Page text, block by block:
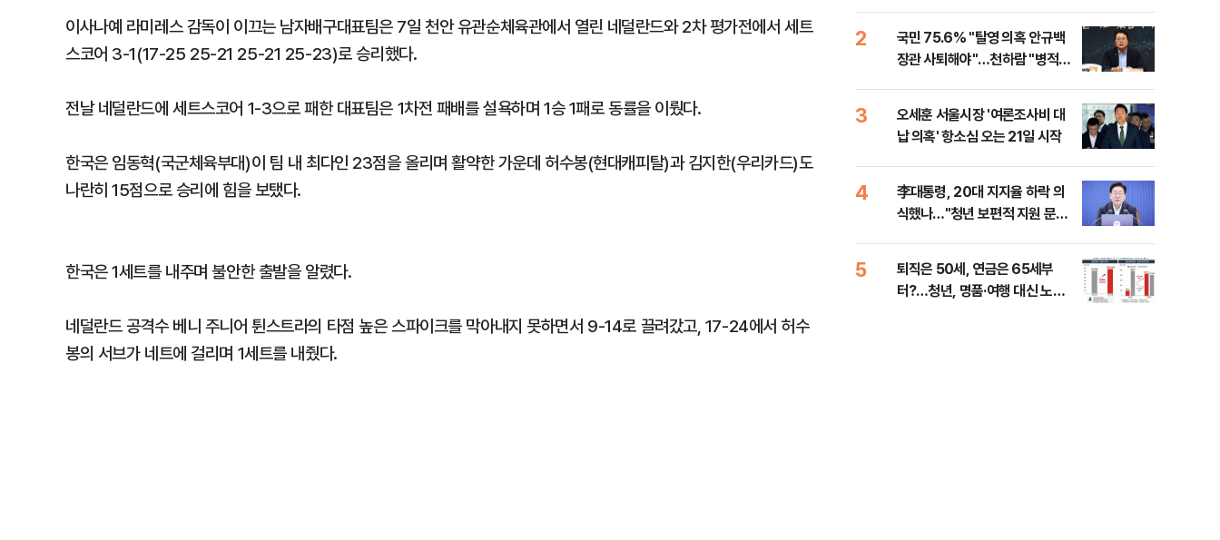
이사나예 라미레스 감독이 이끄는 남자배구대표팀은 7일 천안 유관순체육관에서 열린 네덜란드와 2차 평가전에서 세트
스코어 3-1(17-25 25-21 25-21 25-23)로 승리했다.
전날 네덜란드에 세트스코어 1-3으로 패한 대표팀은 1차전 패배를 설욕하며 1승 1패로 동률을 이뤘다.
한국은 임동혁(국군체육부대)이 팀 내 최다인 23점을 올리며 활약한 가운데 허수봉(현대캐피탈)과 김지한(우리카드)도
나란히 15점으로 승리에 힘을 보탰다.
한국은 1세트를 내주며 불안한 출발을 알렸다.
네덜란드 공격수 베니 주니어 튄스트라의 타점 높은 스파이크를 막아내지 못하면서 9-14로 끌려갔고, 17-24에서 허수
봉의 서브가 네트에 걸리며 1세트를 내줬다.
2
국민 75.6% "탈영 의혹 안규백
장관 사퇴해야"…천하람 "병적기
3
오세훈 서울시장 '여론조사비 대
납 의혹' 항소심 오는 21일 시작
4
李대통령, 20대 지지율 하락 의
식했나…"청년 보편적 지원 문턱
5
퇴직은 50세, 연금은 65세부
터?…청년, 명품·여행 대신 노후